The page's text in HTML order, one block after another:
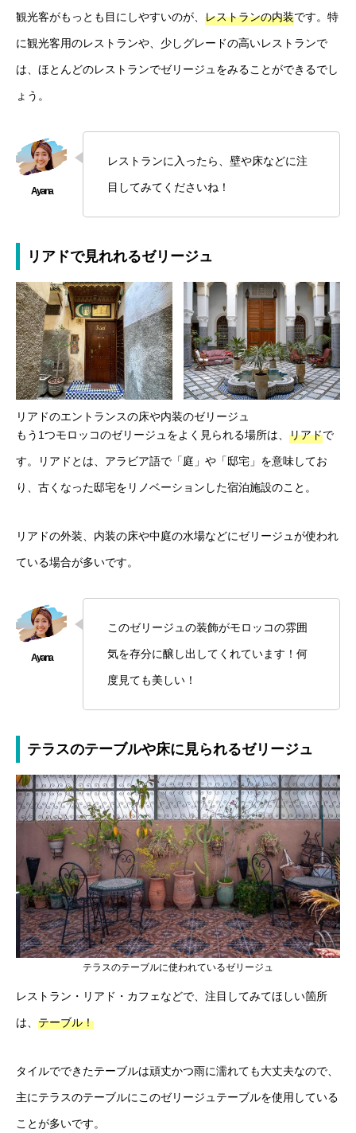
観光客がもっとも目にしやすいのが、 レストランの内装です。特
に観光客用のレストランや、少しグレードの高いレストランで
は、ほとんどのレストランでゼリージュをみることができるでし
ょう。
レストランに入ったら、壁や床などに注
目してみてくださいね！
リアドで見れれるゼリージュ
リアドのエントランスの床や内装のゼリージュ
もう1つモロッコのゼリージュをよく見られる場所は、 リアドで
す。リアドとは、アラビア語で「庭」や「邸宅」を意味してお
り、古くなった邸宅をリノベーションした宿泊施設のこと。
リアドの外装、内装の床や中庭の水場などにゼリージュが使われ
ている場合が多いです。
このゼリージュの装飾がモロッコの雰囲
気を存分に醸し出してくれています！何
度見ても美しい！
テラスのテーブルや床に見られるゼリージュ
テラスのテーブルに使われているゼリージュ
レストラン・リアド・カフェなどで、注目してみてほしい箇所
は、 テーブル！
タイルでできたテーブルは頑丈かつ雨に濡れても大丈夫なので、
主にテラスのテーブルにこのゼリージュテーブルを使用している
ことが多いです。